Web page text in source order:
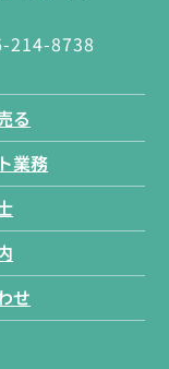
214-8738
る
業務
せ